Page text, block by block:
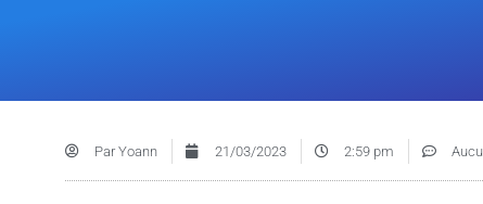
Par Yoann 21/03/2023 2:59 pm